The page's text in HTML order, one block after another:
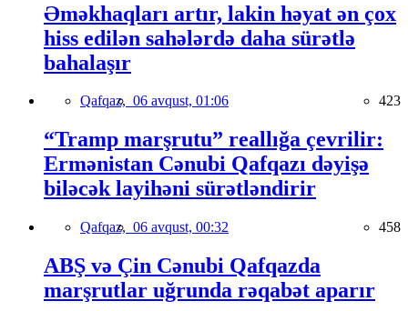
Əməkhaqları artır, lakin həyat ən çox
hiss edilən sahələrdə daha sürətlə
bahalaşır
Qafqaz, 06 avqust, 01:06 423
“Tramp marşrutu” reallığa çevrilir:
Ermənistan Cənubi Qafqazı dəyişə
biləcək layihəni sürətləndirir
Qafqaz, 06 avqust, 00:32 458
ABŞ və Çin Cənubi Qafqazda
marşrutlar uğrunda rəqabət aparır